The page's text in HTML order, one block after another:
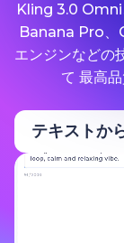
Kling 3.0
Banana Pro
エンジンなどの
て 最高
テキストか